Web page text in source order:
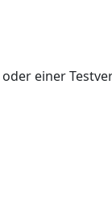
oder einer